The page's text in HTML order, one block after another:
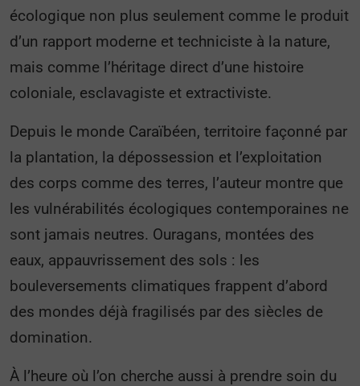
écologique non plus seulement comme le produit
d’un rapport moderne et techniciste à la nature,
mais comme l’héritage direct d’une histoire
coloniale, esclavagiste et extractiviste.
Depuis le monde Caraïbéen, territoire façonné par
la plantation, la dépossession et l’exploitation
des corps comme des terres, l’auteur montre que
les vulnérabilités écologiques contemporaines ne
sont jamais neutres. Ouragans, montées des
eaux, appauvrissement des sols : les
bouleversements climatiques frappent d’abord
des mondes déjà fragilisés par des siècles de
domination.
À l’heure où l’on cherche aussi à prendre soin du